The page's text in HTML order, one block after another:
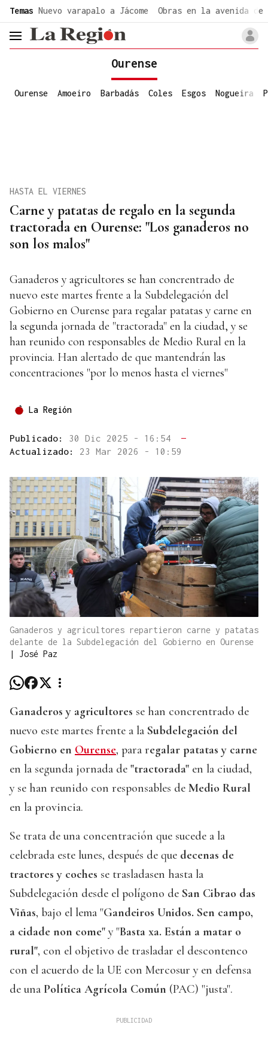
Temas Nuevo varapalo a Jácome Obras en la avenida de
header.menu.open
Ourense
Ourense Amoeiro Barbadás Coles Esgos Nogueira
Carne y patatas de regalo en la segunda
tractorada en Ourense: "Los ganaderos no
son los malos"
HASTA EL VIERNES
Ganaderos y agricultores se han concrentrado de
nuevo este martes frente a la Subdelegación del
Gobierno en Ourense para regalar patatas y carne en
la segunda jornada de "tractorada" en la ciudad, y se
han reunido con responsables de Medio Rural en la
provincia. Han alertado de que mantendrán las
concentraciones "por lo menos hasta el viernes"
La Región
Publicado: 30 Dic 2025 - 16:54
—
Actualizado: 23 Mar 2026 - 10:59
Ganaderos y agricultores repartieron carne y patatas
delante de la Subdelegación del Gobierno en Ourense
| José Paz
Ganaderos y agricultores se han concrentrado de
nuevo este martes frente a la Subdelegación del
Gobierno en Ourense, para regalar patatas y carne
en la segunda jornada de "tractorada" en la ciudad,
y se han reunido con responsables de Medio Rural
en la provincia.
Se trata de una concentración que sucede a la
celebrada este lunes, después de que decenas de
tractores y coches se trasladasen hasta la
Subdelegación desde el polígono de San Cibrao das
Viñas, bajo el lema "Gandeiros Unidos. Sen campo,
a cidade non come" y "Basta xa. Están a matar o
rural", con el objetivo de trasladar el descontenco
con el acuerdo de la UE con Mercosur y en defensa
de una Política Agrícola Común (PAC) "justa".